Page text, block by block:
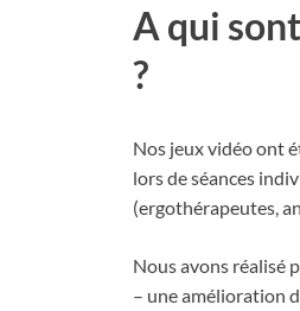
A qui
?
Nos jeux vidéo ont
lors de séances
(ergothérapeutes,
Nous avons réalisé
– une amélioration